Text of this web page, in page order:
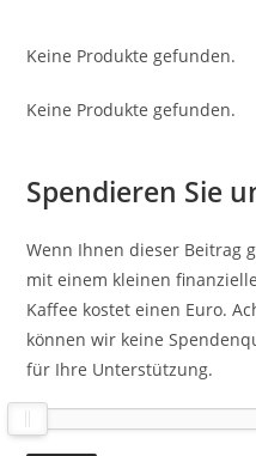
Keine Produkte gefunden.
Keine Produkte gefunden.
Spendieren Sie
Wenn Ihnen dieser Beitrag
mit einem kleinen
Kaffee kostet einen Euro.
können wir keine
für Ihre Unterstützung.